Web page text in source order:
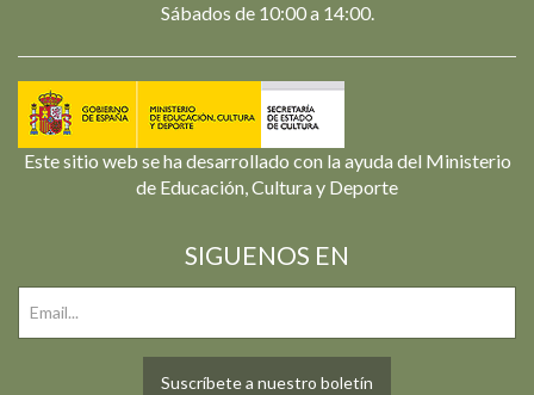
Sábados de 10:00 a 14:00.
Este sitio web se ha desarrollado con la ayuda del Ministerio
de Educación, Cultura y Deporte
SIGUENOS EN
Suscríbete a nuestro boletín